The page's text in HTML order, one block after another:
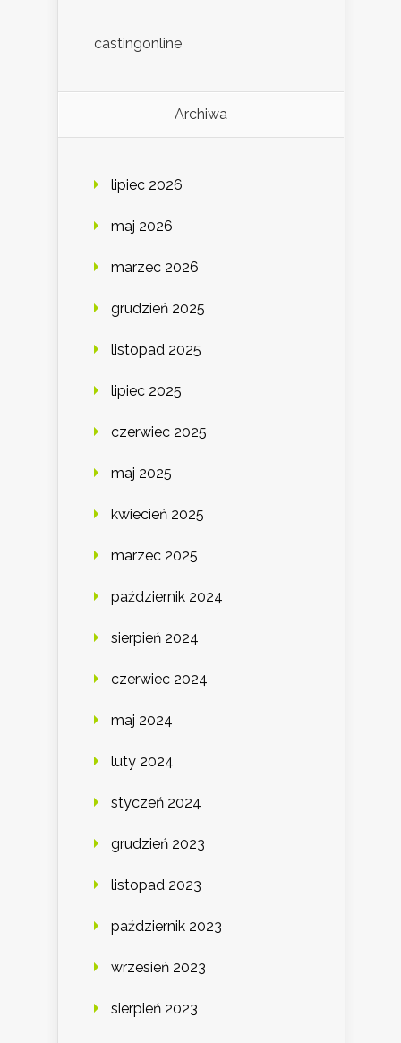
castingonline
Archiwa
lipiec 2026
maj 2026
marzec 2026
grudzień 2025
listopad 2025
lipiec 2025
czerwiec 2025
maj 2025
kwiecień 2025
marzec 2025
październik 2024
sierpień 2024
czerwiec 2024
maj 2024
luty 2024
styczeń 2024
grudzień 2023
listopad 2023
październik 2023
wrzesień 2023
sierpień 2023